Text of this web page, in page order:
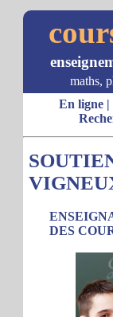
maths,
En ligne|
DES